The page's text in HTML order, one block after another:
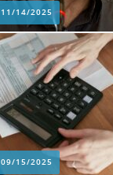
11/14/2025
09/15/2025